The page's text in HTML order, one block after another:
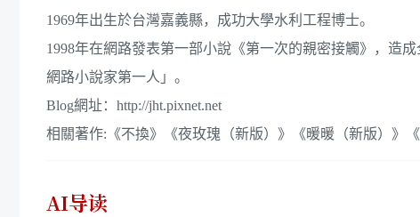
1969年出生於台灣嘉義縣，成功大學水利工程博士。
1998年在網路發表第一部小說《第一次的親密接觸》，造
網路小說家第一人」。
Blog網址：http://jht.pixnet.net
相關著作:《不換》《夜玫瑰（新版）》《暖暖（新版）》
AI导读